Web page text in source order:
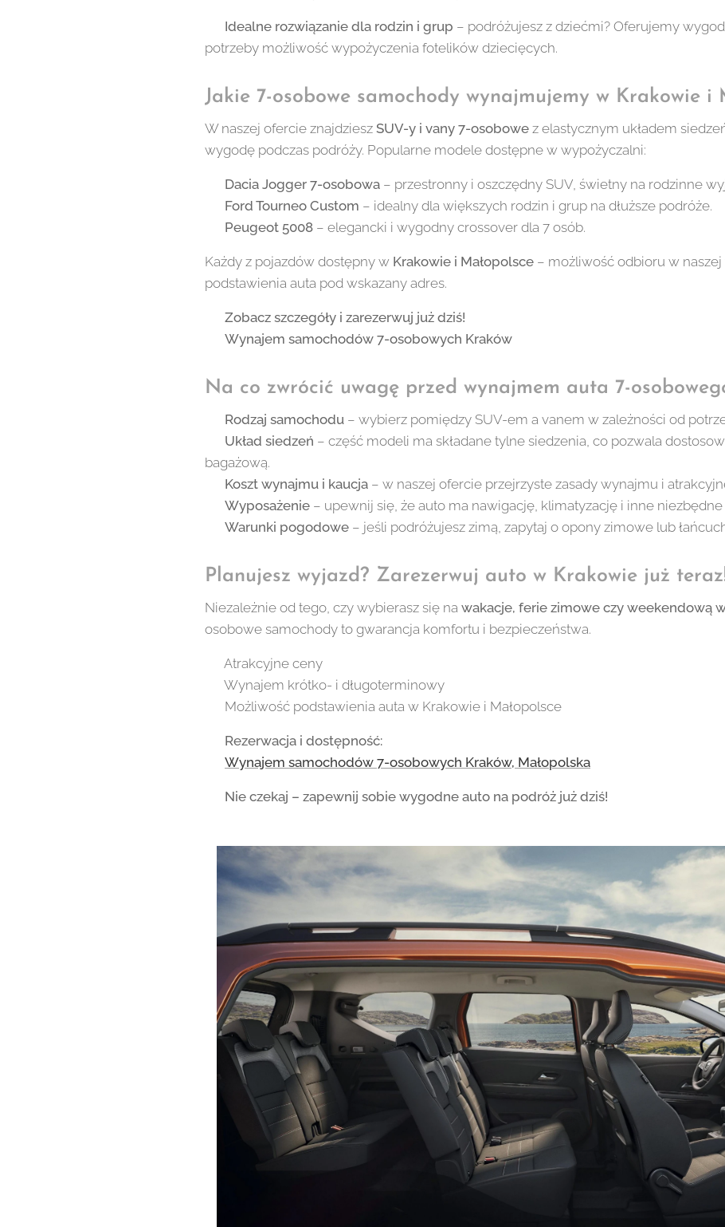
Idealne rozwiązanie dla rodzin i grup – podróżujesz z dziećmi? Oferujemy
potrzeby możliwość wypożyczenia fotelików dziecięcych.
Jakie 7-osobowe samochody wynajmujemy w Krakowie i
W naszej ofercie znajdziesz SUV-y i vany 7-osobowe z elastycznym układem
wygodę podczas podróży. Popularne modele dostępne w wypożyczalni:
Dacia Jogger 7-osobowa – przestronny i oszczędny SUV, świetny na rodzinne
Ford Tourneo Custom – idealny dla większych rodzin i grup na dłuższe podróże.
Peugeot 5008 – elegancki i wygodny crossover dla 7 osób.
Każdy z pojazdów dostępny w Krakowie i Małopolsce – możliwość odbioru w
podstawienia auta pod wskazany adres.
Zobacz szczegóły i zarezerwuj już dziś!
Wynajem samochodów 7-osobowych Kraków
Na co zwrócić uwagę przed wynajmem auta 7-
Rodzaj samochodu – wybierz pomiędzy SUV-em a vanem w zależności od
Układ siedzeń – część modeli ma składane tylne siedzenia, co pozwala
bagażową.
Koszt wynajmu i kaucja – w naszej ofercie przejrzyste zasady wynajmu i
Wyposażenie – upewnij się, że auto ma nawigację, klimatyzację i inne
Warunki pogodowe – jeśli podróżujesz zimą, zapytaj o opony zimowe lub
Planujesz wyjazd? Zarezerwuj auto w Krakowie już
Niezależnie od tego, czy wybierasz się na wakacje, ferie zimowe czy weekendową
osobowe samochody to gwarancja komfortu i bezpieczeństwa.
✅ Atrakcyjne ceny
✅ Wynajem krótko- i długoterminowy
✅ Możliwość podstawienia auta w Krakowie i Małopolsce
Rezerwacja i dostępność:
Wynajem samochodów 7-osobowych Kraków, Małopolska
Nie czekaj – zapewnij sobie wygodne auto na podróż już dziś!